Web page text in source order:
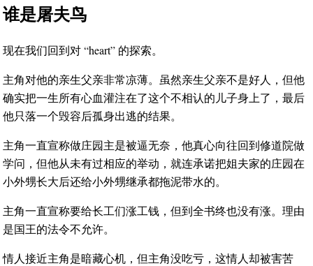
谁是屠夫鸟
现在我们回到对 “heart” 的探索。
主角对他的亲生父亲非常凉薄。虽然亲生父亲不是好人，但他
确实把一生所有心血灌注在了这个不相认的儿子身上了，最后
他只落一个毁容后孤身出逃的结果。
主角一直宣称做庄园主是被逼无奈，他真心向往回到修道院做
学问，但他从未有过相应的举动，就连承诺把姐夫家的庄园在
小外甥长大后还给小外甥继承都拖泥带水的。
主角一直宣称要给长工们涨工钱，但到全书终也没有涨。理由
是国王的法令不允许。
情人接近主角是暗藏心机，但主角没吃亏，这情人却被害苦